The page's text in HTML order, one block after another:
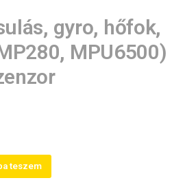
gyro, hőfok,
MPU6500)
teszem